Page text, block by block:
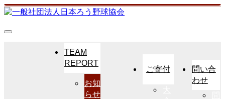
TEAM
REPORT
お知
らせ
ご寄付
問い合
わせ